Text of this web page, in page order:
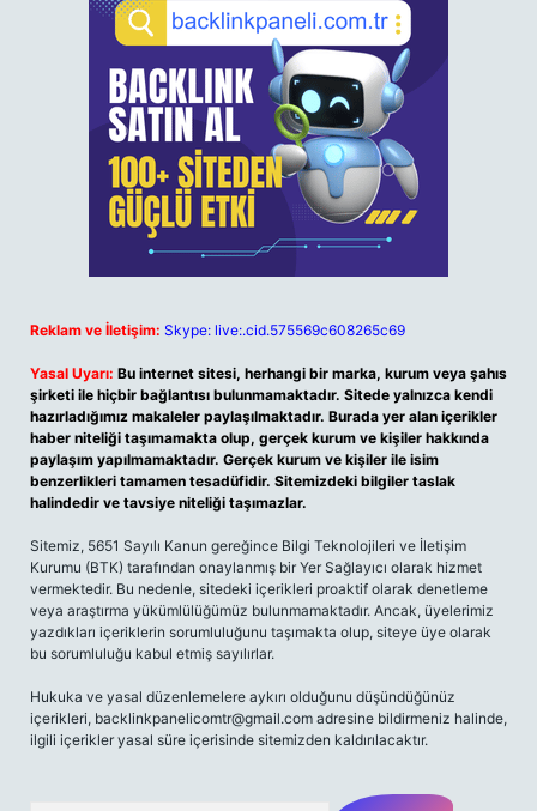
Reklam ve İletişim: Skype: live:.cid.575569c608265c69
Yasal Uyarı: Bu internet sitesi, herhangi bir marka, kurum veya şahıs
şirketi ile hiçbir bağlantısı bulunmamaktadır. Sitede yalnızca kendi
hazırladığımız makaleler paylaşılmaktadır. Burada yer alan içerikler
haber niteliği taşımamakta olup, gerçek kurum ve kişiler hakkında
paylaşım yapılmamaktadır. Gerçek kurum ve kişiler ile isim
benzerlikleri tamamen tesadüfidir. Sitemizdeki bilgiler taslak
halindedir ve tavsiye niteliği taşımazlar.
Sitemiz, 5651 Sayılı Kanun gereğince Bilgi Teknolojileri ve İletişim
Kurumu (BTK) tarafından onaylanmış bir Yer Sağlayıcı olarak hizmet
vermektedir. Bu nedenle, sitedeki içerikleri proaktif olarak denetleme
veya araştırma yükümlülüğümüz bulunmamaktadır. Ancak, üyelerimiz
yazdıkları içeriklerin sorumluluğunu taşımakta olup, siteye üye olarak
bu sorumluluğu kabul etmiş sayılırlar.
Hukuka ve yasal düzenlemelere aykırı olduğunu düşündüğünüz
içerikleri, backlinkpanelicomtr@gmail.com adresine bildirmeniz halinde,
ilgili içerikler yasal süre içerisinde sitemizden kaldırılacaktır.